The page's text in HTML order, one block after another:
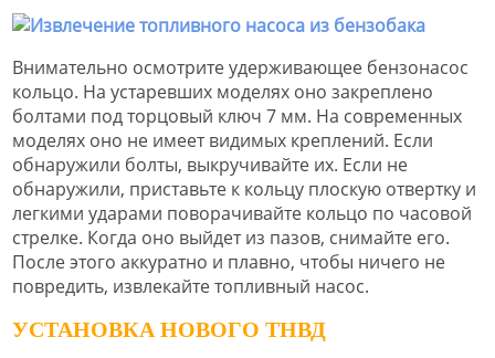
Внимательно осмотрите удерживающее бензонасос
кольцо. На устаревших моделях оно закреплено
болтами под торцовый ключ 7 мм. На современных
моделях оно не имеет видимых креплений. Если
обнаружили болты, выкручивайте их. Если не
обнаружили, приставьте к кольцу плоскую отвертку и
легкими ударами поворачивайте кольцо по часовой
стрелке. Когда оно выйдет из пазов, снимайте его.
После этого аккуратно и плавно, чтобы ничего не
повредить, извлекайте топливный насос.
УСТАНОВКА НОВОГО ТНВД